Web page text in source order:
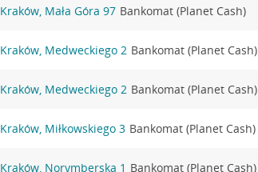
Kraków, Mała Góra 97 Bankomat (Planet Cash)
Kraków, Medweckiego 2 Bankomat (Planet Cash)
Kraków, Medweckiego 2 Bankomat (Planet Cash)
Kraków, Miłkowskiego 3 Bankomat (Planet Cash)
Kraków, Norymberska 1 Bankomat (Planet Cash)